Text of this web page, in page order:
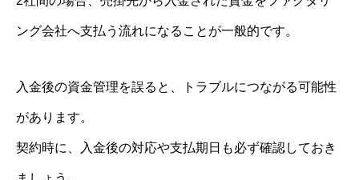
ング会社へ支払う流れになることが一般的です。
入金後の資金管理を誤ると、トラブルにつながる可能性
があります。
契約時に、入金後の対応や支払期日も必ず確認しておき